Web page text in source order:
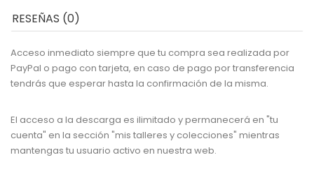
RESEÑAS (0)
Acceso inmediato siempre que tu compra sea realizada por
PayPal o pago con tarjeta, en caso de pago por transferencia
tendrás que esperar hasta la confirmación de la misma.
El acceso a la descarga es ilimitado y permanecerá en "tu
cuenta" en la sección "mis talleres y colecciones" mientras
mantengas tu usuario activo en nuestra web.